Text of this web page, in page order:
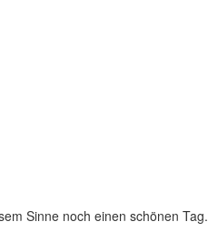
Sinne noch einen schönen Tag.